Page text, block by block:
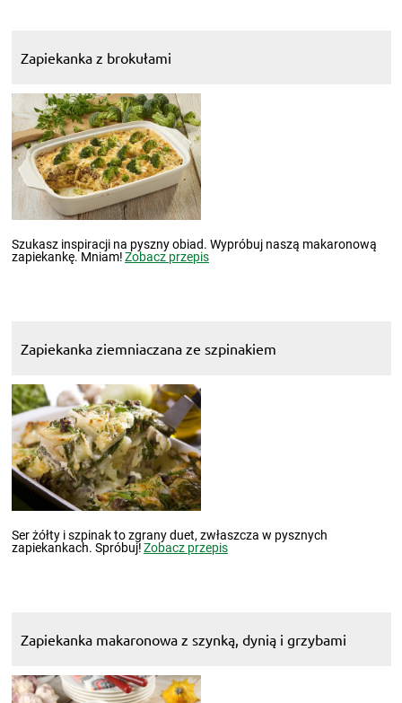
Zapiekanka z brokułami
Szukasz inspiracji na pyszny obiad. Wypróbuj naszą makaronową
zapiekankę. Mniam!Zobacz przepis
Zapiekanka ziemniaczana ze szpinakiem
Ser żółty i szpinak to zgrany duet, zwłaszcza w pysznych
zapiekankach. Spróbuj!Zobacz przepis
Zapiekanka makaronowa z szynką, dynią i grzybami